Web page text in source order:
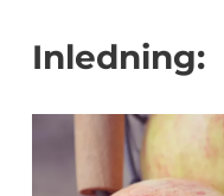
Inledning: